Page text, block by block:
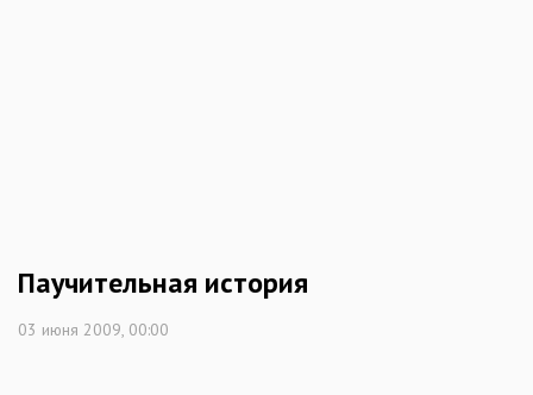
Паучительная история
03 июня 2009, 00:00